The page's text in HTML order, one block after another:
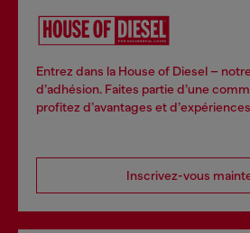
Entrez dans la House of Diesel –
d’adhésion. Faites partie d’une
profitez d’avantages et
Inscrivez-vous